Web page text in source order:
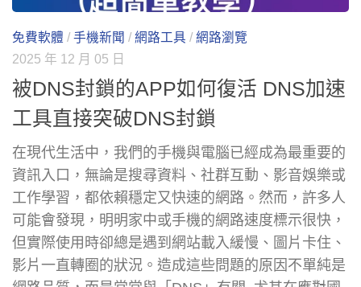
免費軟體 / 手機新聞 / 網路工具 / 網路瀏覽
2025 年 12 月 05 日
被DNS封鎖的APP如何復活 DNS加速
工具直接突破DNS封鎖
在現代生活中，我們的手機與電腦已經成為最重要的
資訊入口，無論是搜尋資料、社群互動、影音娛樂或
工作學習，都依賴穩定又快速的網路。然而，許多人
可能會發現，明明家中或手機的網路速度標示很快，
但實際使用時卻總是遇到網站載入緩慢、圖片卡住、
影片一直轉圈的狀況。造成這些問題的原因不單純是